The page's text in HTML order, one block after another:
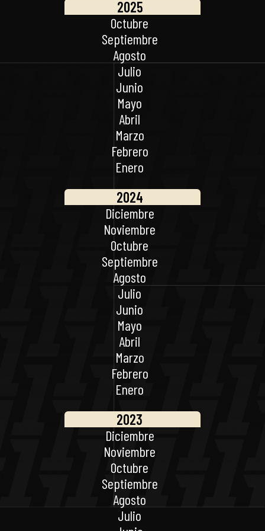
2025
Octubre
Septiembre
Agosto
Julio
Junio
Mayo
Abril
Marzo
Febrero
Enero
2024
Diciembre
Noviembre
Octubre
Septiembre
Agosto
Julio
Junio
Mayo
Abril
Marzo
Febrero
Enero
2023
Diciembre
Noviembre
Octubre
Septiembre
Agosto
Julio